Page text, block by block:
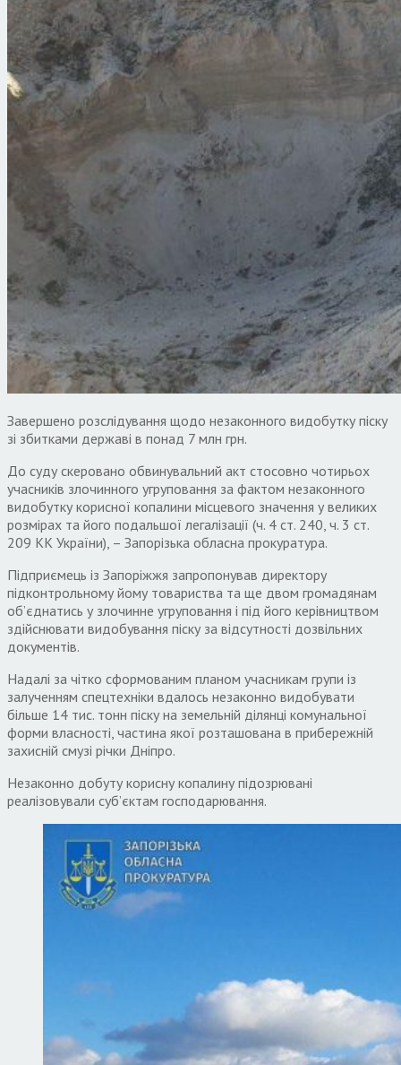
Завершено розслідування щодо незаконного видобутку піску
зі збитками державі в понад 7 млн грн.
До суду скеровано обвинувальний акт стосовно чотирьох
учасників злочинного угруповання за фактом незаконного
видобутку корисної копалини місцевого значення у великих
розмірах та його подальшої легалізації (ч. 4 ст. 240, ч. 3 ст.
209 КК України), – Запорізька обласна прокуратура.
Підприємець із Запоріжжя запропонував директору
підконтрольному йому товариства та ще двом громадянам
об’єднатись у злочинне угруповання і під його керівництвом
здійснювати видобування піску за відсутності дозвільних
документів.
Надалі за чітко сформованим планом учасникам групи із
залученням спецтехніки вдалось незаконно видобувати
більше 14 тис. тонн піску на земельній ділянці комунальної
форми власності, частина якої розташована в прибережній
захисній смузі річки Дніпро.
Незаконно добуту корисну копалину підозрювані
реалізовували суб’єктам господарювання.